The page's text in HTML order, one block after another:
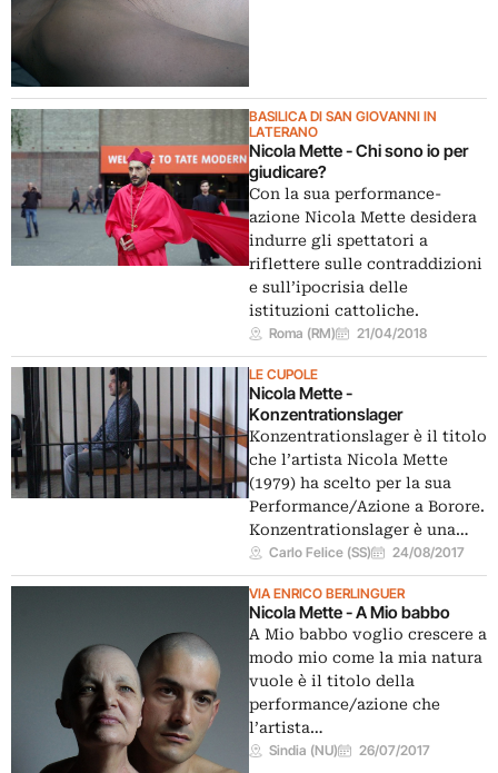
BASILICA DI SAN GIOVANNI IN
LATERANO
Nicola Mette - Chi sono io per
giudicare?
Con la sua performance-
azione Nicola Mette desidera
indurre gli spettatori a
riflettere sulle contraddizioni
e sull’ipocrisia delle
istituzioni cattoliche.
Roma (RM) 21/04/2018
LE CUPOLE
Nicola Mette -
Konzentrationslager
Konzentrationslager è il titolo
che l’artista Nicola Mette
(1979) ha scelto per la sua
Performance/Azione a Borore.
Konzentrationslager è una…
Carlo Felice (SS) 24/08/2017
VIA ENRICO BERLINGUER
Nicola Mette - A Mio babbo
A Mio babbo voglio crescere a
modo mio come la mia natura
vuole è il titolo della
performance/azione che
l’artista…
Sindia (NU) 26/07/2017